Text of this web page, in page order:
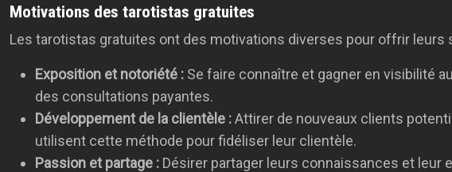
Motivations des tarotistas gratuites
Les tarotistas gratuites ont des motivations diverses pour offrir
Exposition et notoriété : Se faire connaître et gagner en visibilité
des consultations payantes.
Développement de la clientèle :Attirer de nouveaux clients
utilisent cette méthode pour fidéliser leur clientèle.
Passion et partage : Désirer partager leurs connaissances et leur